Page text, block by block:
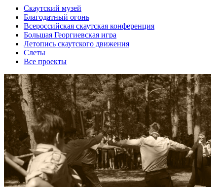
Скаутский музей
Благодатный огонь
Всероссийская скаутская конференция
Большая Георгиевская игра
Летопись скаутского движения
Слеты
Все проекты